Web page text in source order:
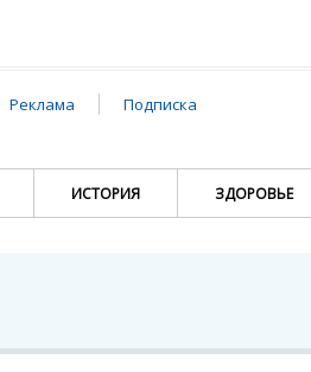
Реклама
Подписка
ИСТОРИЯ ЗДОРОВЬЕ